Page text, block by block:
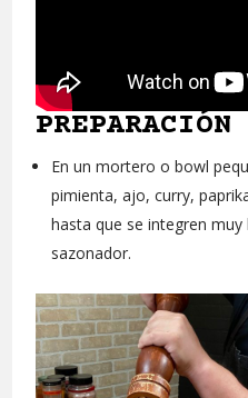
PREPARACIÓN
En un mortero o bowl
pimienta, ajo, curry,
hasta que se integren
sazonador.